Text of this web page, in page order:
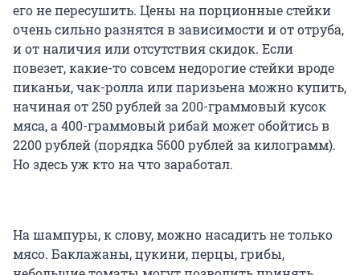
его не пересушить. Цены на порционные стейки
очень сильно разнятся в зависимости и от отруба,
и от наличия или отсутствия скидок. Если
повезет, какие-то совсем недорогие стейки вроде
пиканьи, чак-ролла или паризьена можно купить,
начиная от 250 рублей за 200-граммовый кусок
мяса, а 400-граммовый рибай может обойтись в
2200 рублей (порядка 5600 рублей за килограмм).
Но здесь уж кто на что заработал.
На шампуры, к слову, можно насадить не только
мясо. Баклажаны, цукини, перцы, грибы,